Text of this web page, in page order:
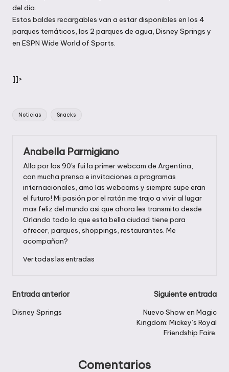
del dia.
Estos baldes recargables van a estar disponibles en los 4
parques temáticos, los 2 parques de agua, Disney Springs y
en ESPN Wide World of Sports.
]]>
Etiquetas:
Noticias Snacks
Anabella Parmigiano
Alla por los 90's fui la primer webcam de Argentina,
con mucha prensa e invitaciones a programas
internacionales, amo las webcams y siempre supe eran
el futuro! Mi pasión por el ratón me trajo a vivir al lugar
mas feliz del mundo asi que ahora les transmito desde
Orlando todo lo que esta bella ciudad tiene para
ofrecer, parques, shoppings, restaurantes. Me
acompañan?
Ver todas las entradas
Navegación
de
Entrada anterior
Disney Springs
Siguiente entrada
Nuevo Show en Magic
Kingdom: Mickey’s Royal
Friendship Faire.
Comentarios